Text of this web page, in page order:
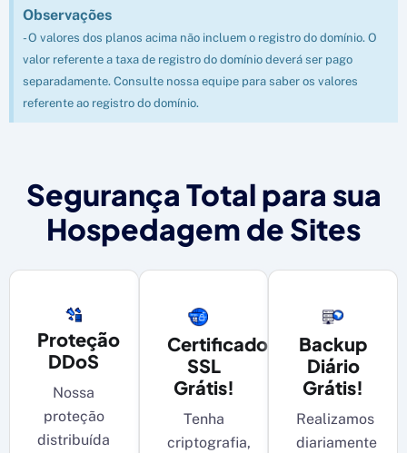
Observações
- O valores dos planos acima não incluem o registro do domínio. O
valor referente a taxa de registro do domínio deverá ser pago
separadamente. Consulte nossa equipe para saber os valores
referente ao registro do domínio.
Segurança Total para sua
Hospedagem de Sites
Proteção
DDoS
Nossa
proteção
distribuída
Certificado
SSL
Grátis!
Tenha
criptografia,
Backup
Diário
Grátis!
Realizamos
diariamente